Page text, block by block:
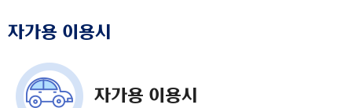
자가용 이용시
자가용 이용시